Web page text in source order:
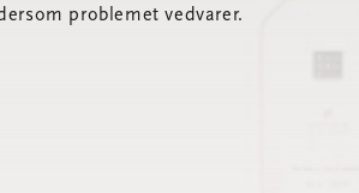
problemet vedvarer.